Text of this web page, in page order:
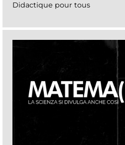
Didactique pour tous